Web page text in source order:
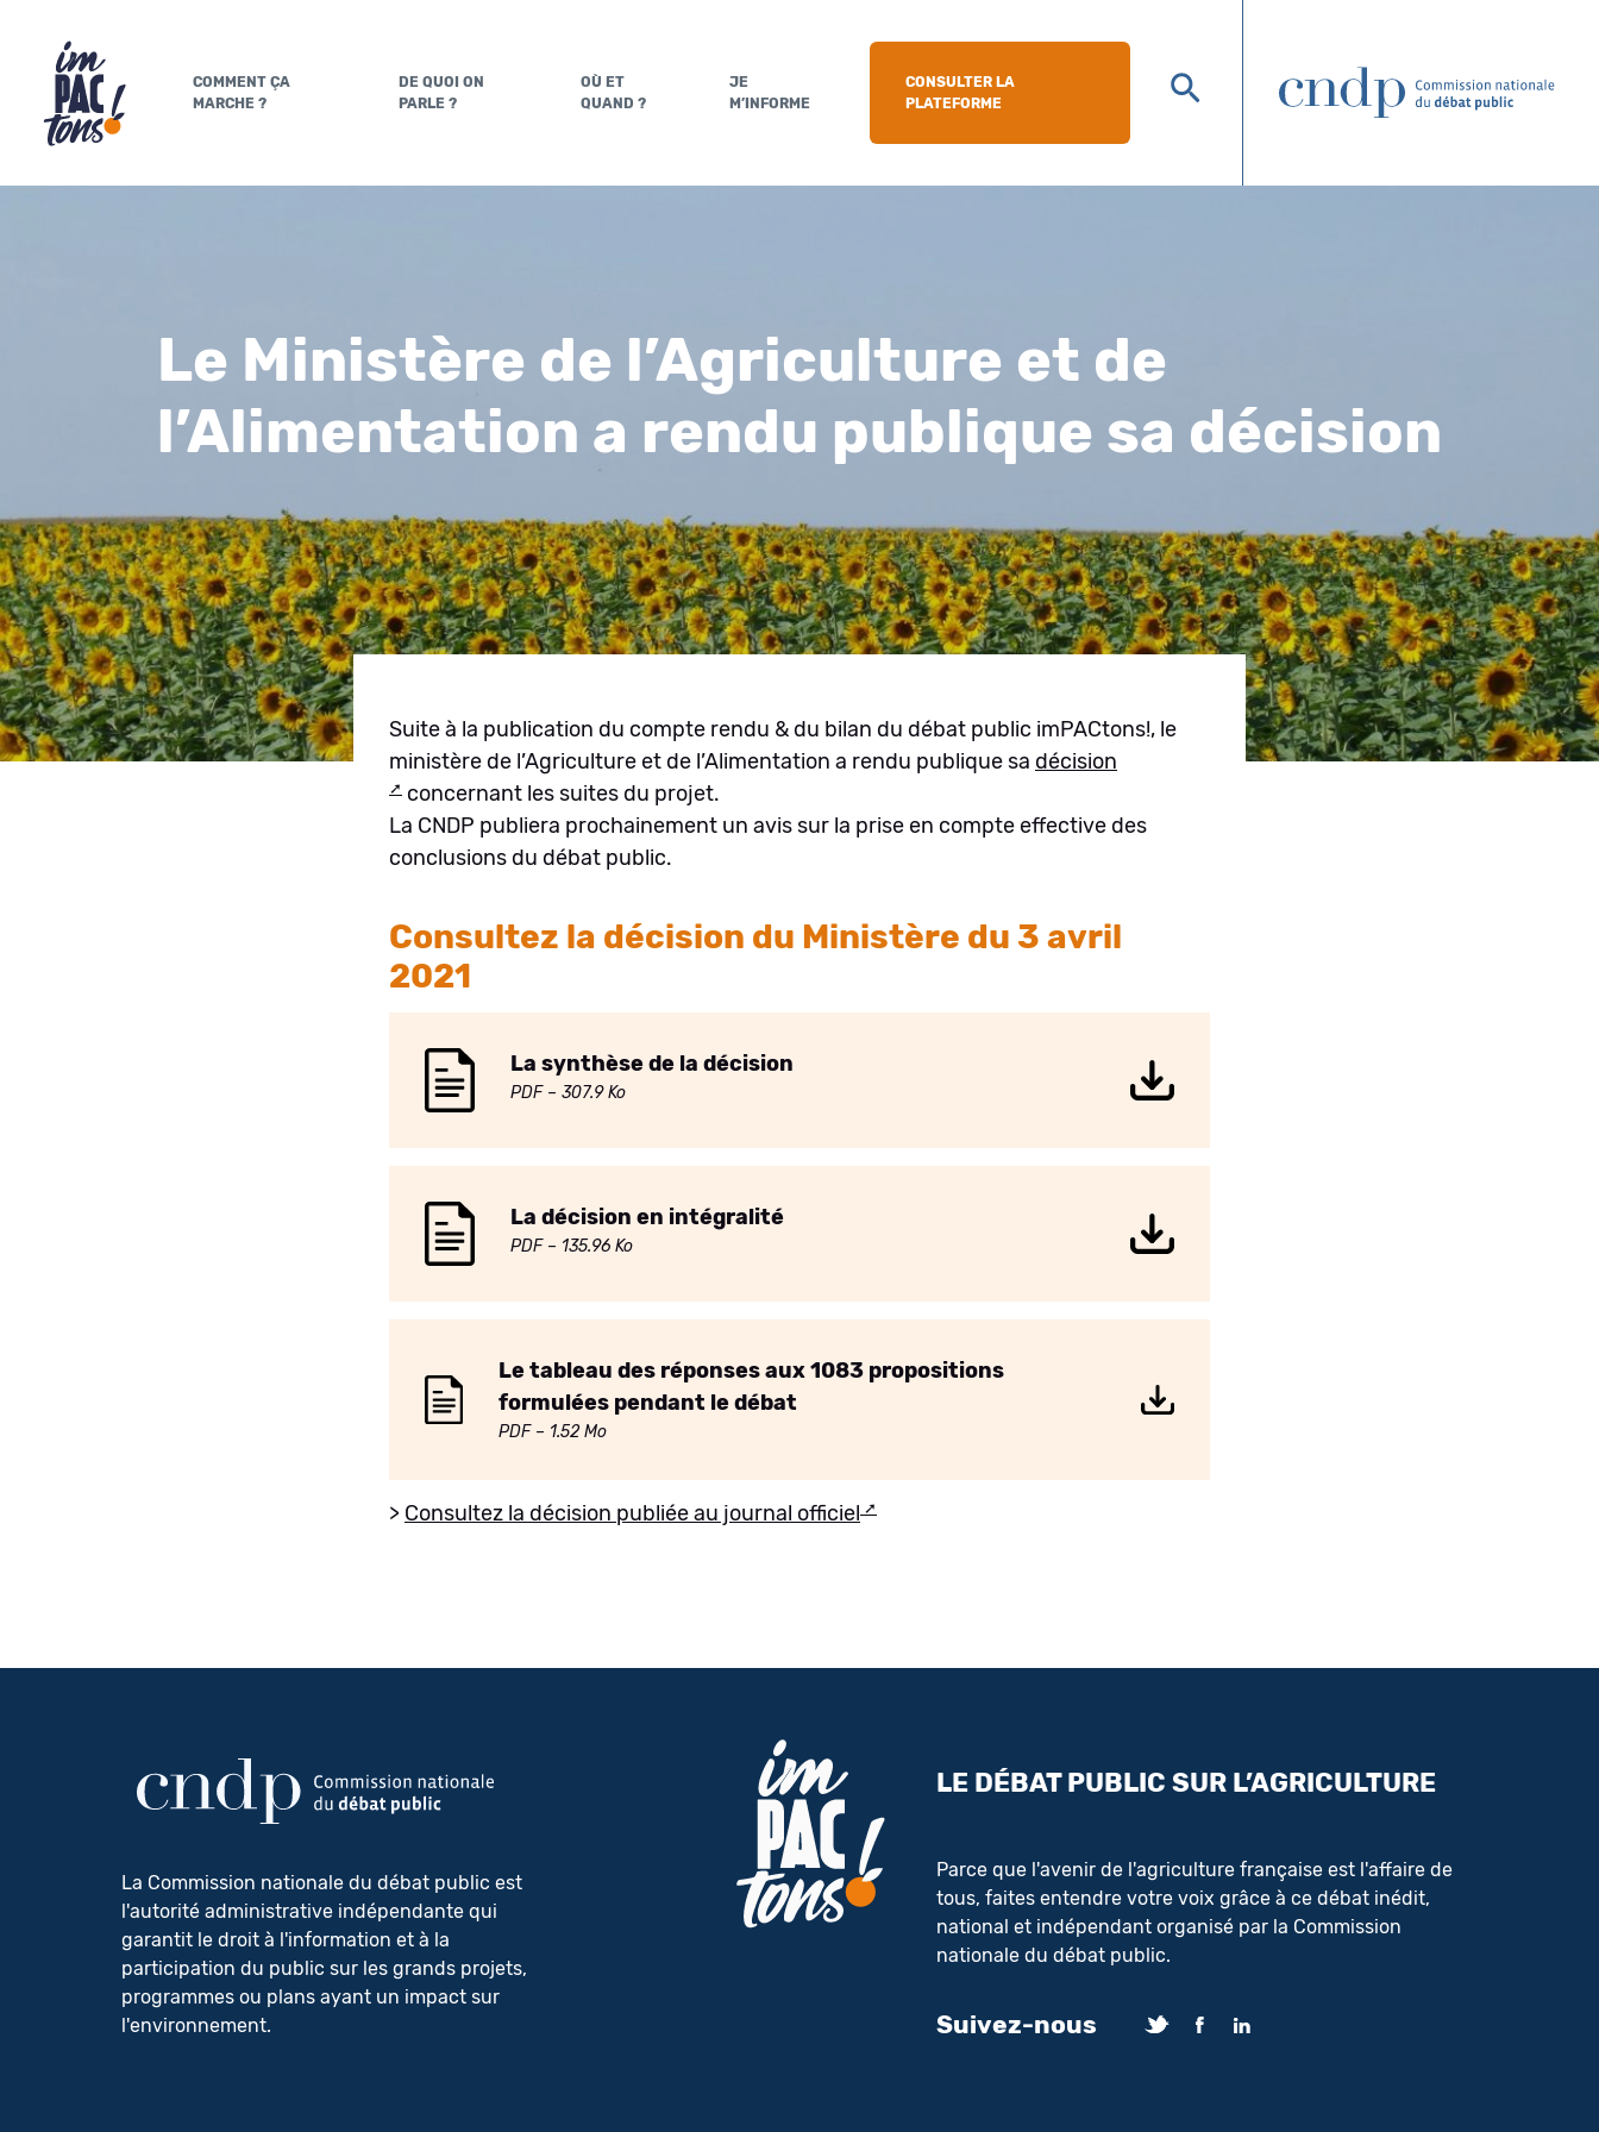
COMMENT ÇA
MARCHE ?
DE QUOI ON
PARLE ?
OÙ ET
QUAND ?
JE
M’INFORME
CONSULTER LA
PLATEFORME
Le Ministère de l’Agriculture et de
l’Alimentation a rendu publique sa décision
Suite à la publication du compte rendu & du bilan du débat public imPACtons!, le
ministère de l’Agriculture et de l’Alimentation a rendu publique sa décision
concernant les suites du projet.
La CNDP publiera prochainement un avis sur la prise en compte effective des
conclusions du débat public.
Consultez la décision du Ministère du 3 avril
2021
La synthèse de la décision
PDF– 307.9 Ko
La décision en intégralité
PDF– 135.96 Ko
Le tableau des réponses aux 1083 propositions
formulées pendant le débat
PDF– 1.52 Mo
> Consultez la décision publiée au journal officiel
La Commission nationale du débat public est
l'autorité administrative indépendante qui
garantit le droit à l'information et à la
participation du public sur les grands projets,
programmes ou plans ayant un impact sur
l'environnement.
LE DÉBAT PUBLIC SUR L’AGRICULTURE
Parce que l'avenir de l'agriculture française est l'affaire de
tous, faites entendre votre voix grâce à ce débat inédit,
national et indépendant organisé par la Commission
nationale du débat public.
Suivez-nous